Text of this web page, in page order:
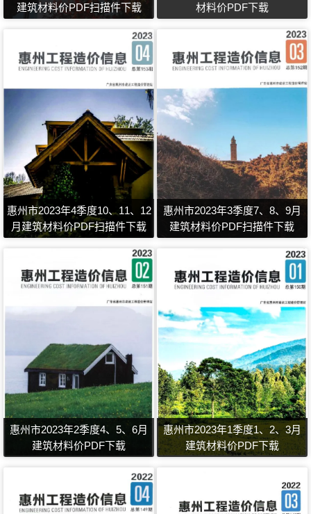
建筑材料价PDF扫描件下载
材料价PDF下载
惠州市2023年4季度10、11、12
月建筑材料价PDF扫描件下载
惠州市2023年3季度7、8、9月
建筑材料价PDF扫描件下载
惠州市2023年2季度4、5、6月
建筑材料价PDF下载
惠州市2023年1季度1、2、3月
建筑材料价PDF下载